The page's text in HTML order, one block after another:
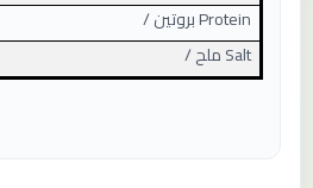
Proteinبروتين /
Saltملح /